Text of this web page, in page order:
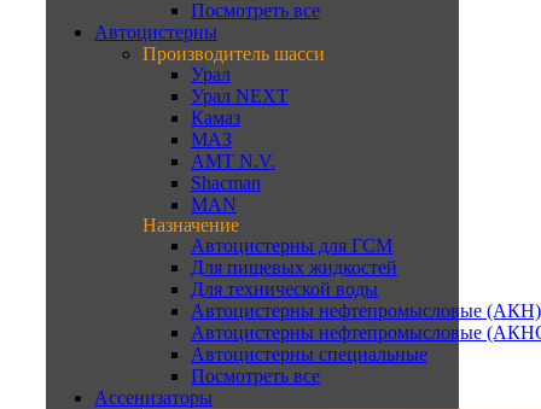
Посмотреть все
Автоцистерны
Производитель шасси
Урал
Урал NEXT
Камаз
МАЗ
AMT N.V.
Shacman
MAN
Назначение
Автоцистерны для ГСМ
Для пищевых жидкостей
Для технической воды
Автоцистерны нефтепромысловые (АКН)
Автоцистерны нефтепромысловые
Автоцистерны специальные
Посмотреть все
Ассенизаторы